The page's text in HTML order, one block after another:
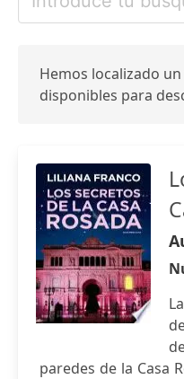
Hemos localizado
disponibles para
paredes de la Casa